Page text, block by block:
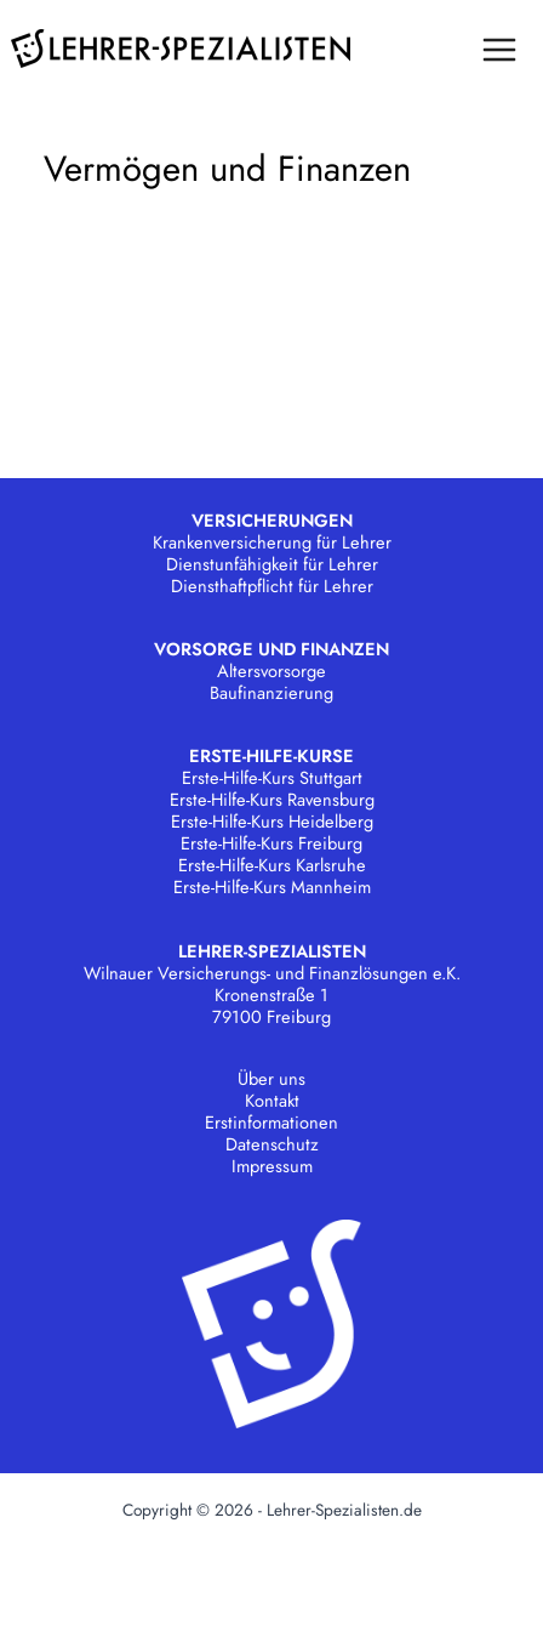
Inhalt
springen
Vermögen und Finanzen
VERSICHERUNGEN
Krankenversicherung für Lehrer
Dienstunfähigkeit für Lehrer
Diensthaftpflicht für Lehrer
VORSORGE UND FINANZEN
Altersvorsorge
Baufinanzierung
ERSTE-HILFE-KURSE
Erste-Hilfe-Kurs Stuttgart
Erste-Hilfe-Kurs Ravensburg
Erste-Hilfe-Kurs Heidelberg
Erste-Hilfe-Kurs Freiburg
Erste-Hilfe-Kurs Karlsruhe
Erste-Hilfe-Kurs Mannheim
LEHRER-SPEZIALISTEN
Wilnauer Versicherungs- und Finanzlösungen e.K.
Kronenstraße 1
79100 Freiburg
Über uns
Kontakt
Erstinformationen
Datenschutz
Impressum
Copyright © 2026 - Lehrer-Spezialisten.de